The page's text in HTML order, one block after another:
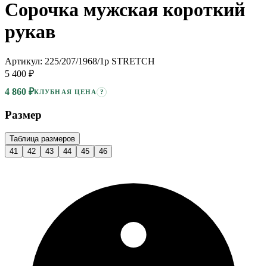
Сорочка мужская короткий
рукав
Артикул: 225/207/1968/1p STRETCH
5 400 ₽
4 860 ₽КЛУБНАЯ ЦЕНА ?
Размер
Таблица размеров
41
42 43 44 45 46